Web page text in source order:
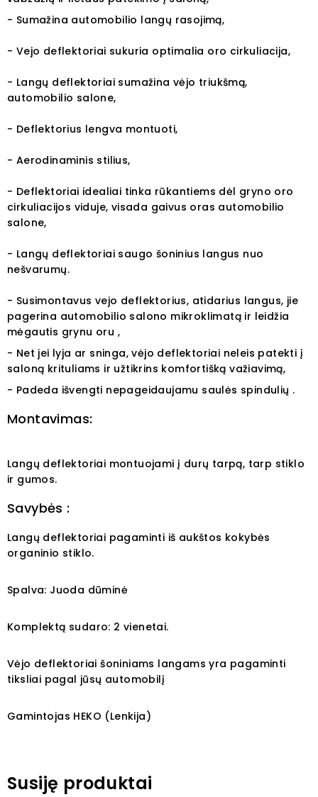
- Sumažina automobilio langų rasojimą,
- Vejo deflektoriai sukuria optimalia oro cirkuliacija,
- Langų deflektoriai sumažina vėjo triukšmą,
automobilio salone,
- Deflektorius lengva montuoti,
- Aerodinaminis stilius,
- Deflektoriai idealiai tinka rūkantiems dėl gryno oro
cirkuliacijos viduje, visada gaivus oras automobilio
salone,
- Langų deflektoriai saugo šoninius langus nuo
nešvarumų.
- Susimontavus vejo deflektorius, atidarius langus, jie
pagerina automobilio salono mikroklimatą ir leidžia
mėgautis grynu oru ,
- Net jei lyja ar sninga, vėjo deflektoriai neleis patekti į
saloną krituliams ir užtikrins komfortišką važiavimą,
- Padeda išvengti nepageidaujamu saulės spindulių .
Montavimas:
Langų deflektoriai montuojami į durų tarpą, tarp stiklo
ir gumos.
Savybės :
Langų deflektoriai pagaminti iš aukštos kokybės
organinio stiklo.
Spalva: Juoda dūminė
Komplektą sudaro: 2 vienetai.
Vėjo deflektoriai šoniniams langams yra pagaminti
tiksliai pagal jūsų automobilį
Gamintojas HEKO (Lenkija)
Susiję produktai